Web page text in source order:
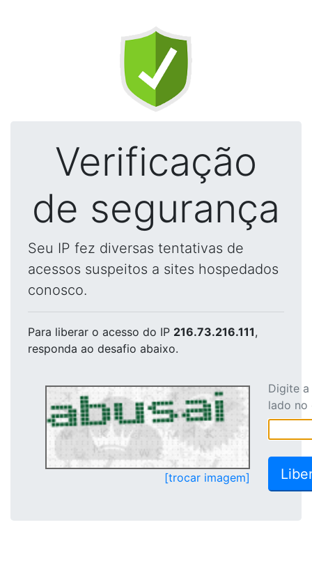
Verificação
de segurança
Seu IP fez diversas tentativas de
acessos suspeitos a sites hospedados
conosco.
Para liberar o acesso do IP 216.73.216.111,
responda ao desafio abaixo.
[trocar imagem]
Digite
lado no